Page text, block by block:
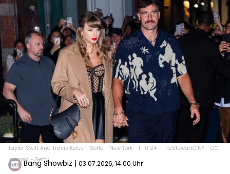
Taylor Swift And Travis Kelce - SoHo - New York - 11 10 24 - TheStewartOfNY - GC
Images - Getty
Bang Showbiz | 03.07.2026, 14:00 Uhr